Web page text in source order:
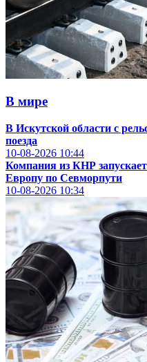
В мире
В Искутской области с
поезда
10-08-2026 10:44
Компания из КНР
Европу по Севморпути
10-08-2026 10:34